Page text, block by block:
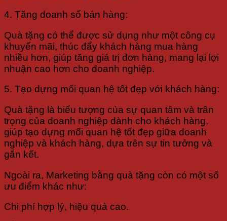
4. Tăng doanh số bán hàng:
Quà tặng có thể được sử dụng như một công cụ
khuyến mãi, thúc đẩy khách hàng mua hàng
nhiều hơn, giúp tăng giá trị đơn hàng, mang lại lợi
nhuận cao hơn cho doanh nghiệp.
5. Tạo dựng mối quan hệ tốt đẹp với khách hàng:
Quà tặng là biểu tượng của sự quan tâm và trân
trọng của doanh nghiệp dành cho khách hàng,
giúp tạo dựng mối quan hệ tốt đẹp giữa doanh
nghiệp và khách hàng, dựa trên sự tin tưởng và
gắn kết.
Ngoài ra, Marketing bằng quà tặng còn có một số
ưu điểm khác như:
Chi phí hợp lý, hiệu quả cao.